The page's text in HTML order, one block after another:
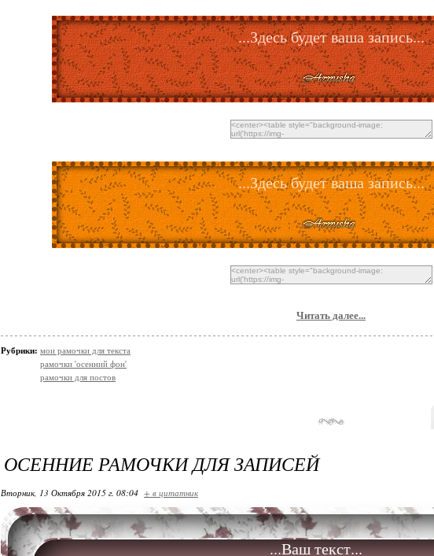
...Здесь будет ваша запись...
...Здесь будет ваша запись...
Читать далее...
Рубрики: мои рамочки для текста
рамочки 'осенний фон'
рамочки для постов
ОСЕННИЕ РАМОЧКИ ДЛЯ ЗАПИСЕЙ
Вторник, 13 Октября 2015 г. 08:04 + в цитатник
...Ваш текст...